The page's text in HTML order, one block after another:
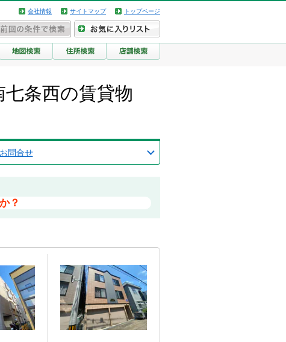
会社情報 サイトマップ トップページ
七条西の賃貸物
お問合せ
？